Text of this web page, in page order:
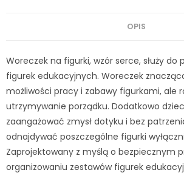
OPIS
Woreczek na figurki, wzór serce, służy do
figurek edukacyjnych. Woreczek
możliwości pracy i zabawy figurkami, ale
utrzymywanie porządku. Dodatkowo
zaangażować zmysł dotyku i bez
odnajdywać poszczególne figurki
Zaprojektowany z myślą o bezpiecznym
organizowaniu zestawów figurek